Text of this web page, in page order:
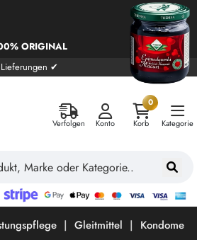
ORIGINAL
✔
Verfolgen Konto
0
Korb
Kategorie
Gleitmittel Kondome